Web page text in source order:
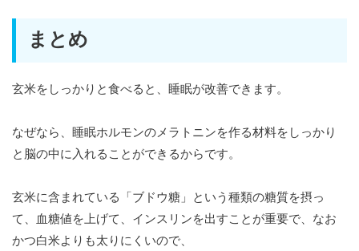
まとめ
玄米をしっかりと食べると、睡眠が改善できます。
なぜなら、睡眠ホルモンのメラトニンを作る材料をしっかり
と脳の中に入れることができるからです。
玄米に含まれている「ブドウ糖」という種類の糖質を摂っ
て、血糖値を上げて、インスリンを出すことが重要で、なお
かつ白米よりも太りにくいので、